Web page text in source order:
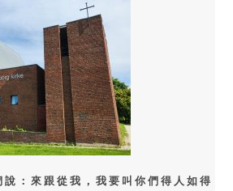
說 ： 來 跟 從 我 ， 我 要 叫 你 們 得 人 如 得